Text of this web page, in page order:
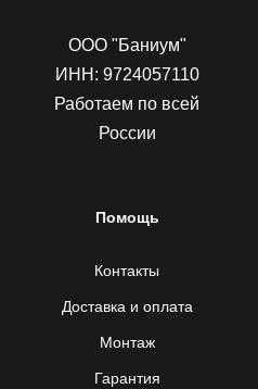
ООО "Баниум"
ИНН: 9724057110
Работаем по всей
России
Помощь
Контакты
Доставка и оплата
Монтаж
Гарантия